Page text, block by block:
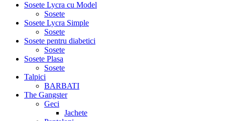
Sosete Lycra cu Model
Sosete
Sosete Lycra Simple
Sosete
Sosete pentru diabetici
Sosete
Sosete Plasa
Sosete
Talpici
BARBATI
The Gangster
Geci
Jachete